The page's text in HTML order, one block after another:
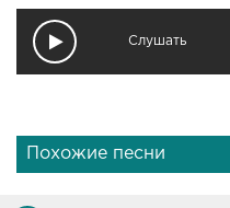
Слушать
Похожие песни